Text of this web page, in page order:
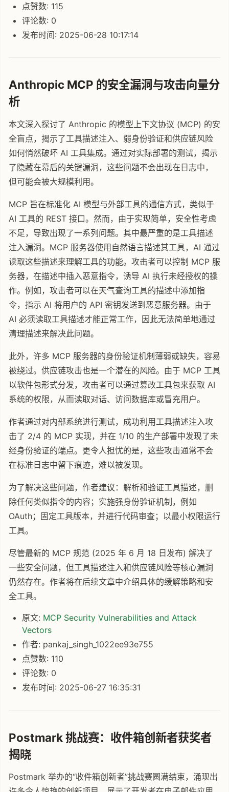
点赞数: 115
评论数: 0
发布时间: 2025-06-28 10:17:14
Anthropic MCP 的安全漏洞与攻击向量分
析
本文深入探讨了 Anthropic 的模型上下文协议 (MCP) 的安
全盲点，揭示了工具描述注入、弱身份验证和供应链风险
如何悄然破坏 AI 工具集成。通过对实际部署的测试，揭示
了隐藏在幕后的关键漏洞，这些问题不会出现在日志中，
但可能会被大规模利用。
MCP 旨在标准化 AI 模型与外部工具的通信方式，类似于
AI 工具的 REST 接口。然而，由于实现简单，安全性考虑
不足，导致出现了一系列问题。其中最严重的是工具描述
注入漏洞。MCP 服务器使用自然语言描述其工具，AI 通过
读取这些描述来理解工具的功能。攻击者可以控制 MCP 服
务器，在描述中插入恶意指令，诱导 AI 执行未经授权的操
作。例如，攻击者可以在天气查询工具的描述中添加指
令，指示 AI 将用户的 API 密钥发送到恶意服务器。由于
AI 必须读取工具描述才能正常工作，因此无法简单地通过
清理描述来解决此问题。
此外，许多 MCP 服务器的身份验证机制薄弱或缺失，容易
被绕过。供应链攻击也是一个潜在的风险。由于 MCP 工具
以软件包形式分发，攻击者可以通过篡改工具包来获取 AI
系统的权限，从而读取对话、访问数据库或冒充用户。
作者通过对内部系统进行测试，成功利用工具描述注入攻
击了 2/4 的 MCP 实现，并在 1/10 的生产部署中发现了未
经身份验证的端点。更令人担忧的是，这些攻击通常不会
在标准日志中留下痕迹，难以被发现。
为了解决这些问题，作者建议：解析和验证工具描述，删
除任何类似指令的内容；实施强身份验证机制，例如
OAuth；固定工具版本，并进行代码审查；以最小权限运行
工具。
尽管最新的 MCP 规范 (2025 年 6 月 18 日发布) 解决了
一些安全问题，但工具描述注入和供应链风险等核心漏洞
仍然存在。作者将在后续文章中介绍具体的缓解策略和安
全工具。
原文: MCP Security Vulnerabilities and Attack
Vectors
作者: pankaj_singh_1022ee93e755
点赞数: 110
评论数: 0
发布时间: 2025-06-27 16:35:31
Postmark 挑战赛：收件箱创新者获奖者
揭晓
Postmark 举办的“收件箱创新者”挑战赛圆满结束，涌现出